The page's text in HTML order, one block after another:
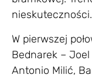
nieskuteczności.
W pierwszej
Bednarek – Joel
Antonio Milić,